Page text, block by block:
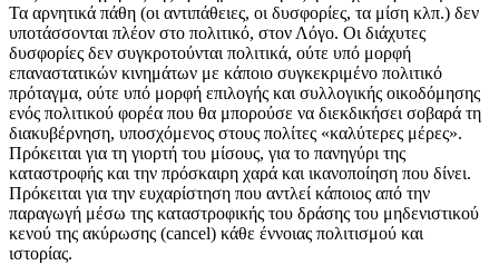
Τα αρνητικά πάθη (οι αντιπάθειες, οι δυσφορίες, τα μίση κλπ.) δεν
υποτάσσονται πλέον στο πολιτικό, στον Λόγο. Οι διάχυτες
δυσφορίες δεν συγκροτούνται πολιτικά, ούτε υπό μορφή
επαναστατικών κινημάτων με κάποιο συγκεκριμένο πολιτικό
πρόταγμα, ούτε υπό μορφή επιλογής και συλλογικής οικοδόμησης
ενός πολιτικού φορέα που θα μπορούσε να διεκδικήσει σοβαρά τη
διακυβέρνηση, υποσχόμενος στους πολίτες «καλύτερες μέρες».
Πρόκειται για τη γιορτή του μίσους, για το πανηγύρι της
καταστροφής και την πρόσκαιρη χαρά και ικανοποίηση που δίνει.
Πρόκειται για την ευχαρίστηση που αντλεί κάποιος από την
παραγωγή μέσω της καταστροφικής του δράσης του μηδενιστικού
κενού της ακύρωσης (cancel) κάθε έννοιας πολιτισμού και
ιστορίας.